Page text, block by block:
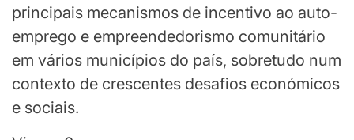
principais mecanismos de incentivo ao auto-
emprego e empreendedorismo comunitário
em vários municípios do país, sobretudo num
contexto de crescentes desafios económicos
e sociais.